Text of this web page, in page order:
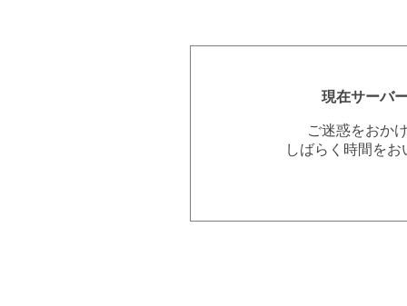
現在サーバ
ご迷惑をおか
しばらく時間を